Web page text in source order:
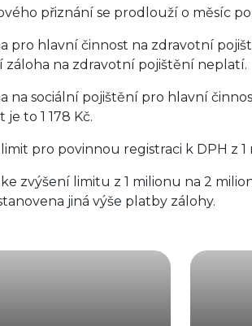
přiznání se prodlouží o měsíc
pro hlavní činnost na zdravotní
záloha na zdravotní pojištění neplatí.
na sociální pojištění pro hlavní
to 1 178 Kč.
pro povinnou registraci k DPH z 1
zvýšení limitu z 1 milionu na 2
jiná výše platby zálohy.